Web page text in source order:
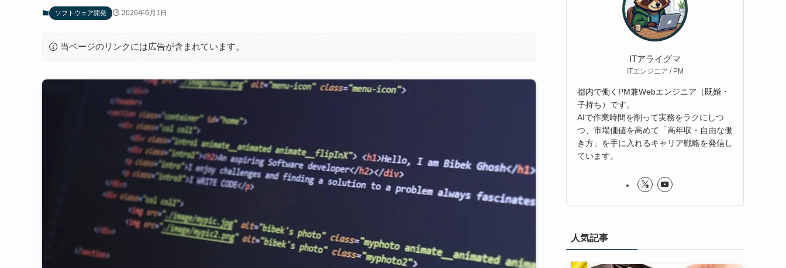
ソフトウェア開発 2026年6月1日
当ページのリンクには広告が含まれています。
ITアライグマ
ITエンジニア / PM
都内で働くPM兼Webエンジニア（既婚・
子持ち）です。
AIで作業時間を削って実務をラクにしつ
つ、市場価値を高めて「高年収・自由な働
き方」を手に入れるキャリア戦略を発信し
ています。
人気記事